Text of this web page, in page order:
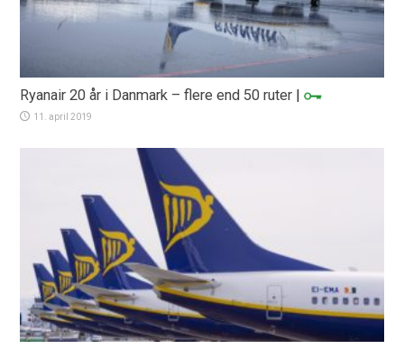
Ryanair 20 år i Danmark – flere end 50 ruter |
11. april 2019